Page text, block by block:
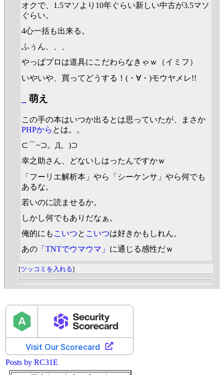
オクで、1.5マソより10年ぐらい新しい中古が3.5マソ
ぐらい。
4心一括も出来る。
ふぅん、、、
やっぱプロは道具にこだわらなきゃｗ（イミフ）
いやいや、買ってどうする！(・∀・)モウヤメレ!!
萌え
この手の本はいつか出るとは思っていたが、まさか
PHPから とは。。
⊂⌒~⊃。Д。)⊃
幸之助さん、どないしはったんですかｗ
「フーリエ解析本」やら「シーケンサ」やら何でも
あるな。
若いのに読ませるか。
しかし何でもありだなぁ。
俺的にも こいつと こいつは好きかもしれん。
あの 「TNTでウマウマ」 に通じる感性だｗ
[ツッコミを入れる]
Posts by RC31E